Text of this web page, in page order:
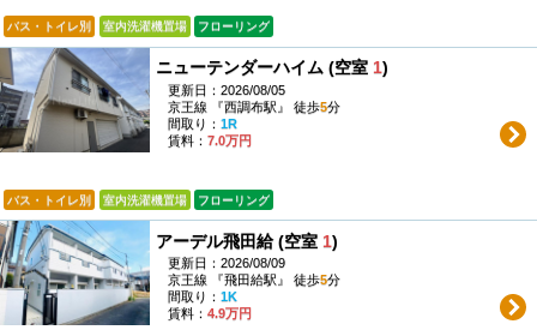
バス・トイレ別 室内洗濯機置場 フローリング
ニューテンダーハイム (空室 1)
更新日：2026/08/05
京王線 『西調布駅』 徒歩5分
間取り： 1R
賃料： 7.0万円
バス・トイレ別 室内洗濯機置場 フローリング
アーデル飛田給 (空室 1)
更新日：2026/08/09
京王線 『飛田給駅』 徒歩5分
間取り： 1K
賃料： 4.9万円